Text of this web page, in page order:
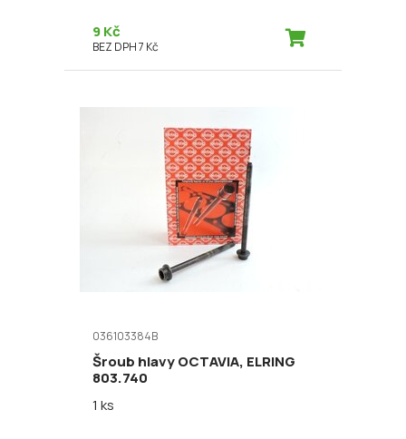
9 Kč
BEZ DPH 7 Kč
036103384B
Šroub hlavy OCTAVIA, ELRING
803.740
1 ks